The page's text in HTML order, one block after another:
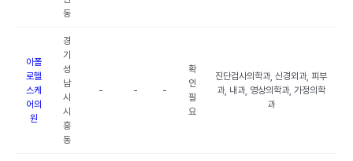
동
아폴
로헬
스케
어의
원
경
기
성
남
시
시
흥
동
- - -
확
인
필
요
진단검사의학과, 신경외과, 피부
과, 내과, 영상의학과, 가정의학
과